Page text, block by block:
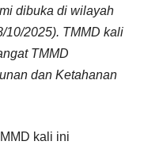
dibuka di wilayah
10/2025). TMMD kali
TMMD
dan Ketahanan
kali ini